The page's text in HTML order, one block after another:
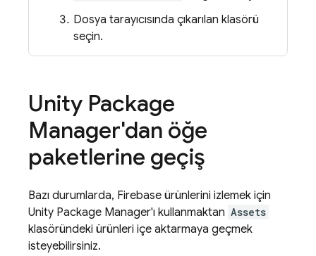
Dosya tarayıcısında çıkarılan klasörü
seçin.
Unity Package
Manager'dan öğe
paketlerine geçiş
Bazı durumlarda, Firebase ürünlerini izlemek için
Unity Package Manager'ı kullanmaktan Assets
klasöründeki ürünleri içe aktarmaya geçmek
isteyebilirsiniz.